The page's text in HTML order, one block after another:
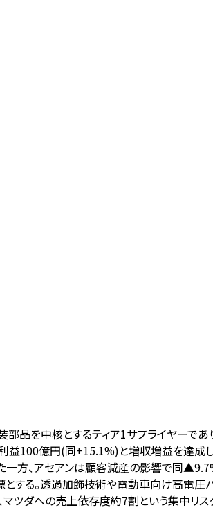
部品を中核とするティア1サプライヤー
100億円(同+15.1%)と増収増益を達成
方、アセアンは顧客減産の影響で同
する。透過加飾技術や電動車向け高電
マツダへの売上依存度約7割という集中リ